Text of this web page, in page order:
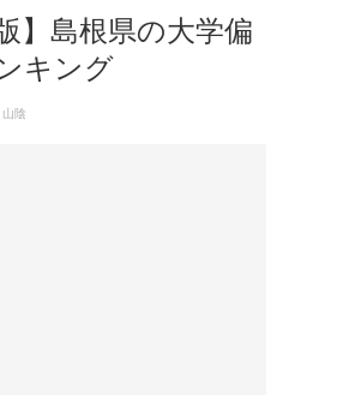
】島根県の大学偏
キング
山陰